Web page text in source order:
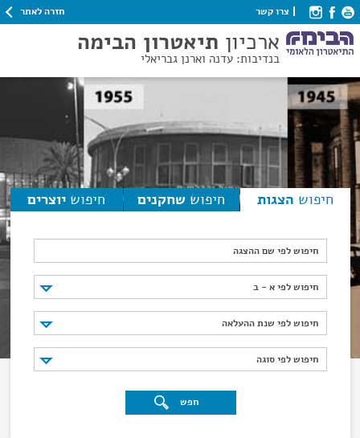
צרו קשר חזרה לאתר
ארכיון תיאטרון הבימה
בנדיבות: עדנה וארנן גבריאלי
חיפוש הצגות חיפוש שחקנים חיפוש יוצרים
חיפוש לפי שם ההצגה
חיפוש לפי א - ב
חיפוש לפי א - ב
חיפוש לפי שנת ההעלאה
חיפוש לפי שנת ההעלאה
חיפוש לפי סוגה
חיפוש לפי סוגה
חפש